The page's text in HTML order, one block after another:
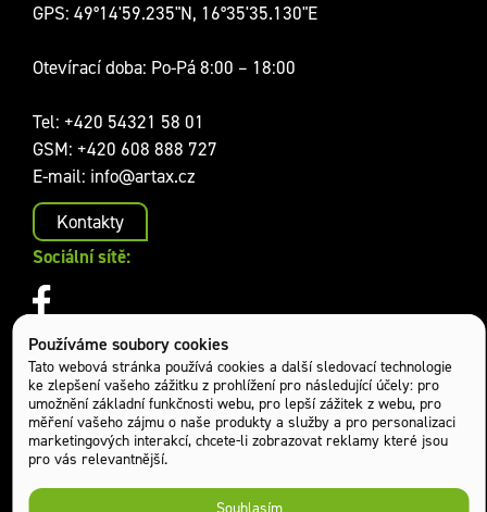
Používáme soubory cookies
Tato webová stránka používá cookies a další sledovací technologie
ke zlepšení vašeho zážitku z prohlížení pro následující účely: pro
umožnění základní funkčnosti webu, pro lepší zážitek z webu, pro
měření vašeho zájmu o naše produkty a služby a pro personalizaci
marketingových interakcí,chcete-li zobrazovat reklamy které jsou
pro vás relevantnější.
Souhlasím
Sociální sítě:
GPS: 49°14'59.235"N, 16°35'35.130"E
Otevírací doba: Po-Pá 8:00 – 18:00
Tel: +420 54321 58 01
GSM: +420 608 888 727
E-mail: info@artax.cz
Kontakty
Chráněno službou reCAPTCHA.